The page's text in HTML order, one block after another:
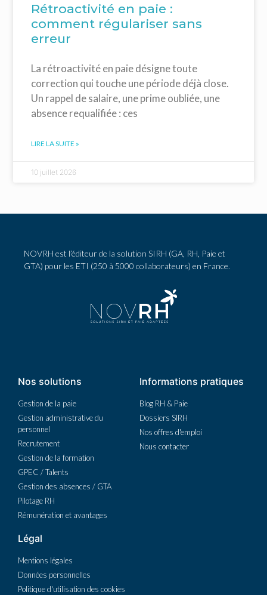
Rétroactivité en paie :
comment régulariser sans
erreur
La rétroactivité en paie désigne toute
correction qui touche une période déjà close.
Un rappel de salaire, une prime oubliée, une
absence requalifiée : ces
LIRE LA SUITE »
10 juillet 2026
NOVRH est l’éditeur de la solution SIRH (GA, RH, Paie et
GTA) pour les ETI (250 à 5000 collaborateurs) en France.
Nos solutions
Gestion de la paie
Gestion administrative du
personnel
Recrutement
Gestion de la formation
GPEC / Talents
Gestion des absences / GTA
Pilotage RH
Rémunération et avantages
Informations pratiques
Blog RH & Paie
Dossiers SIRH
Nos offres d'emploi
Nous contacter
Légal
Mentions légales
Données personnelles
Politique d'utilisation des cookies